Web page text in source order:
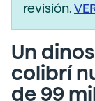
revisión.
Un
colibrí
de 99